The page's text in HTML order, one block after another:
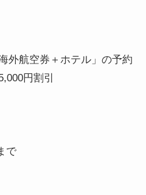
外航空券＋ホテル」の予約
円割引
で